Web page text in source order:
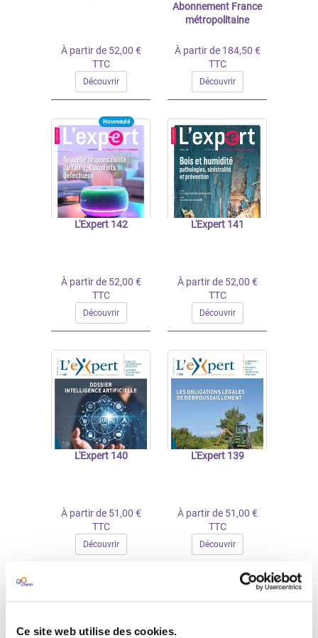
Ce site web utilise des cookies.
À partir de 52,00 €
TTC
Découvrir
Abonnement France
métropolitaine
À partir de 184,50 €
TTC
Découvrir
Nouveauté
L'Expert 142
À partir de 52,00 €
TTC
Découvrir
L'Expert 141
À partir de 52,00 €
TTC
Découvrir
L'Expert 140
À partir de 51,00 €
TTC
Découvrir
L'Expert 139
À partir de 51,00 €
TTC
Découvrir